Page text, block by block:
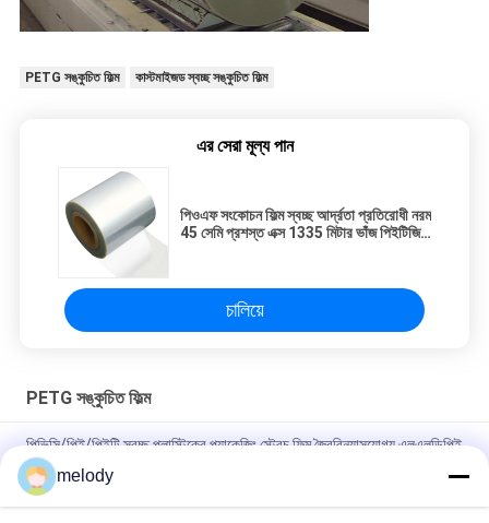
PETG সঙ্কুচিত ফিল্ম কাস্টমাইজড স্বচ্ছ সঙ্কুচিত ফিল্ম
এর সেরা মূল্য পান
পিওএফ সংকোচন ফিল্ম স্বচ্ছ আর্দ্রতা প্রতিরোধী নরম
45 সেমি প্রশস্ত এক্স 1335 মিটার ভাঁজ পিইটিজি
চালিয়ে
PETG সঙ্কুচিত ফিল্ম
পিভিসি/পিই/পিইটি স্বচ্ছ প্লাস্টিকের প্যাকেজিং স্ট্রেচ ফিল্ম জৈববিন্যাসযোগ্য এলএলডিপিই
স্ট্রেচ র্যাপ ফিল্ম
খাদ্য প্যাকেজিংয়ের জন্য পিভিসি তাপ সংকোচকারী ফিল্ম
melody